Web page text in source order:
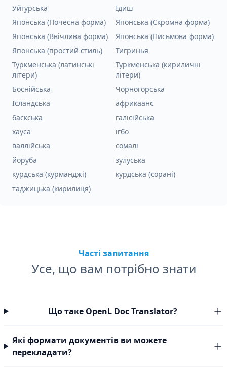
Уйгурська
Ідиш
Японська (Почесна форма)
Японська (Скромна форма)
Японська (Ввічлива форма)
Японська (Письмова форма)
Японська (простий стиль)
Тигринья
Туркменська (латинські
літери)
Туркменська (кириличні
літери)
Боснійська
Чорногорська
Ісландська
африкаанс
баскська
галісійська
хауса
ігбо
валлійська
сомалі
йоруба
зулуська
курдська (курманджі)
курдська (сорані)
таджицька (кирилиця)
Часті запитання
Усе, що вам потрібно знати
Що таке OpenL Doc Translator?
Які формати документів ви можете
перекладати?